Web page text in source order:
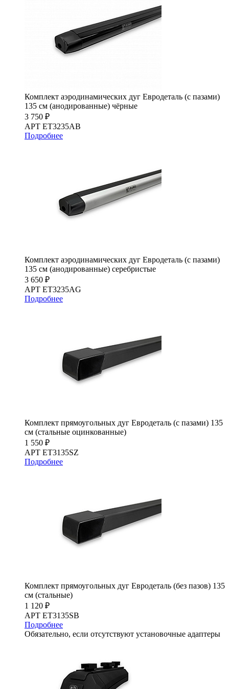
Комплект аэродинамических дуг Евродеталь (с пазами)
135 см (анодированные) чёрные
3 750 ₽
АРТ ET3235AB
Подробнее
Комплект аэродинамических дуг Евродеталь (с пазами)
135 см (анодированные) серебристые
3 650 ₽
АРТ ET3235AG
Подробнее
Комплект прямоугольных дуг Евродеталь (с пазами) 135
см (стальные оцинкованные)
1 550 ₽
АРТ ET3135SZ
Подробнее
Комплект прямоугольных дуг Евродеталь (без пазов) 135
см (стальные)
1 120 ₽
АРТ ET3135SB
Подробнее
Обязательно, если отсутствуют установочные адаптеры